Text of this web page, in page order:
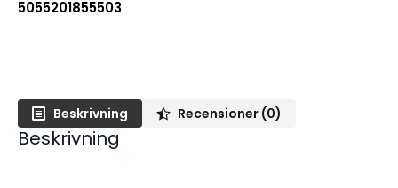
5055201855503
Beskrivning Recensioner (0)
Beskrivning